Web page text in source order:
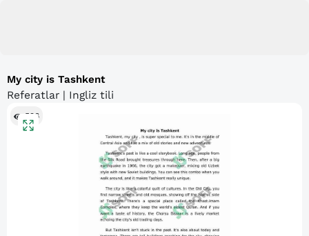
My city is Tashkent
Referatlar | Ingliz tili
596